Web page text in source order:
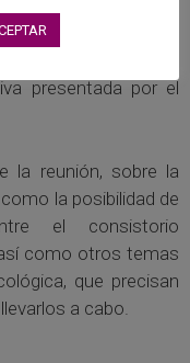
institucional del
presentada por el
la reunión, sobre la
la posibilidad de
el consistorio
como otros temas
que precisan
a cabo.